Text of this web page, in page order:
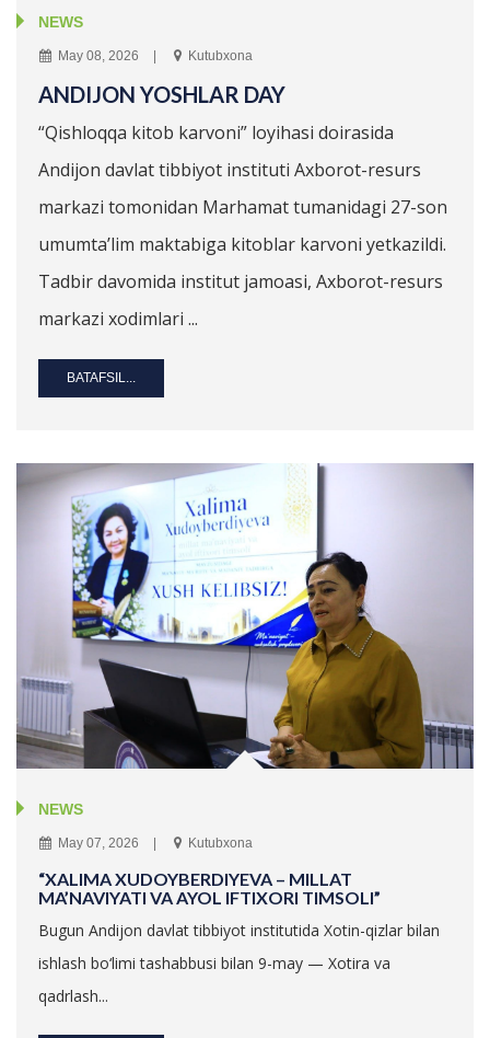
NEWS
May 08, 2026 Kutubxona
ANDIJON YOSHLAR DAY
“Qishloqqa kitob karvoni” loyihasi doirasida
Andijon davlat tibbiyot instituti Axborot-resurs
markazi tomonidan Marhamat tumanidagi 27-son
umumta’lim maktabiga kitoblar karvoni yetkazildi.
Tadbir davomida institut jamoasi, Axborot-resurs
markazi xodimlari ...
BATAFSIL...
NEWS
May 07, 2026 Kutubxona
“XALIMA XUDOYBERDIYEVA – MILLAT
MA’NAVIYATI VA AYOL IFTIXORI TIMSOLI”
Bugun Andijon davlat tibbiyot institutida Xotin-qizlar bilan
ishlash bo‘limi tashabbusi bilan 9-may — Xotira va
qadrlash...